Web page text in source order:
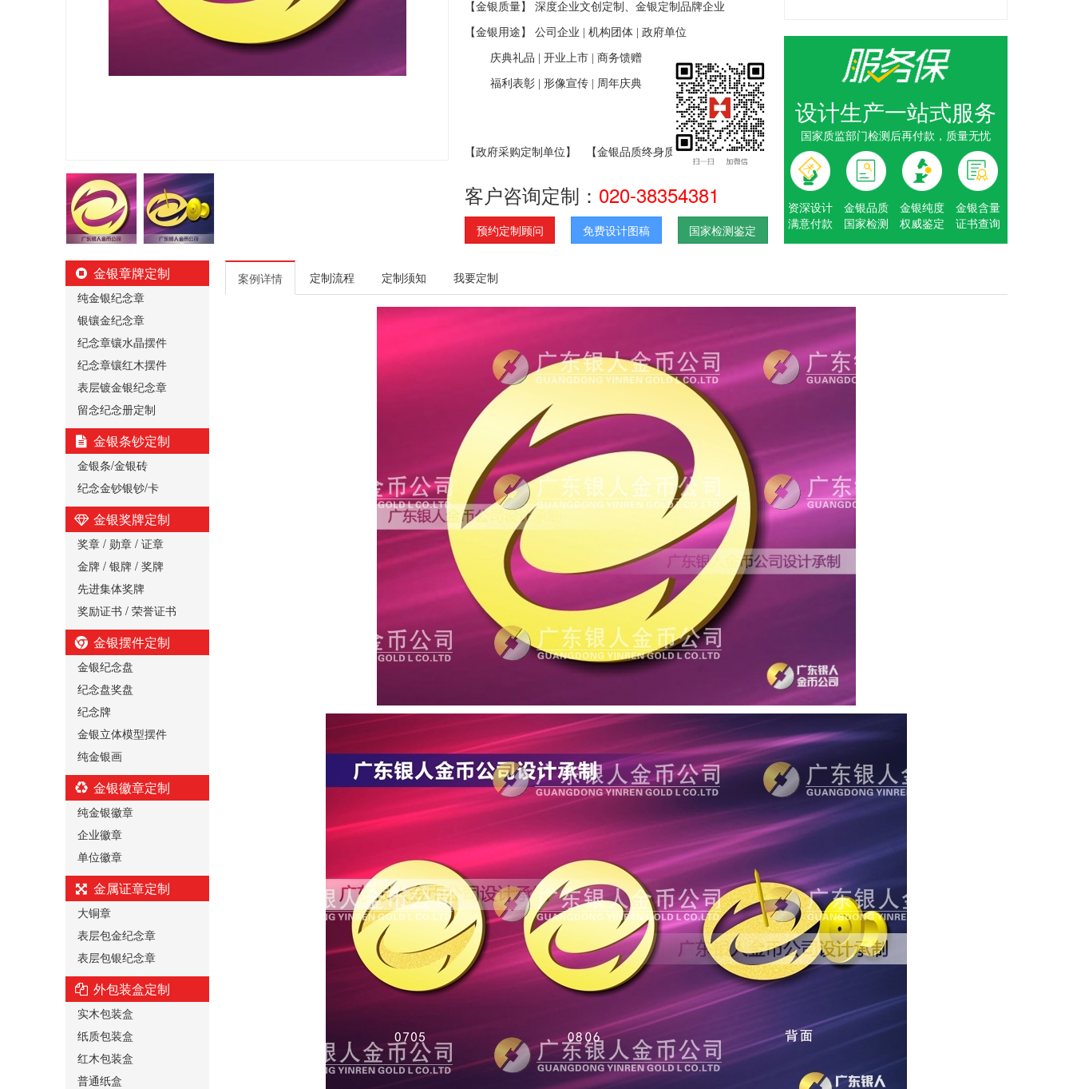
【金银质量】 深度企业文创定制、金银定制品牌企业
【金银用途】 公司企业 机构团体 政府单位
庆典礼品 开业上市 商务馈赠
福利表彰 形像宣传 周年庆典
【政府采购定制单位】 【金银品质终身质保】
客户咨询定制： 020-38354381
预约定制顾问 免费设计图稿 国家检测鉴定
设计生产一站式服务
国家质监部门检测后再付款，质量无忧
资深设计
满意付款
金银品质
国家检测
金银纯度
权威鉴定
金银含量
证书查询
金银章牌定制
纯金银纪念章
银镶金纪念章
纪念章镶水晶摆件
纪念章镶红木摆件
表层镀金银纪念章
留念纪念册定制
金银条钞定制
金银条/金银砖
纪念金钞银钞/卡
金银奖牌定制
奖章 / 勋章 / 证章
金牌 / 银牌 / 奖牌
先进集体奖牌
奖励证书 / 荣誉证书
金银摆件定制
金银纪念盘
纪念盘奖盘
纪念牌
金银立体模型摆件
纯金银画
金银徽章定制
纯金银徽章
企业徽章
单位徽章
金属证章定制
大铜章
表层包金纪念章
表层包银纪念章
外包装盒定制
实木包装盒
纸质包装盒
红木包装盒
普通纸盒
案例详情 定制流程 定制须知 我要定制